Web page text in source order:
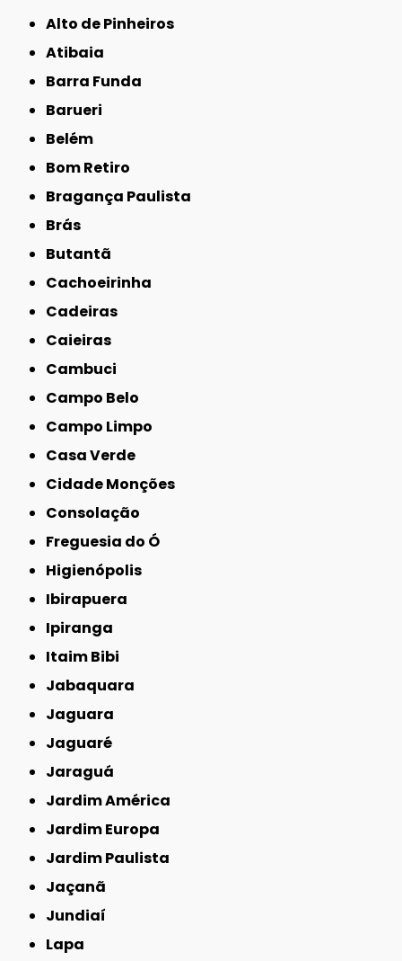
Alto de Pinheiros
Atibaia
Barra Funda
Barueri
Belém
Bom Retiro
Bragança Paulista
Brás
Butantã
Cachoeirinha
Cadeiras
Caieiras
Cambuci
Campo Belo
Campo Limpo
Casa Verde
Cidade Monções
Consolação
Freguesia do Ó
Higienópolis
Ibirapuera
Ipiranga
Itaim Bibi
Jabaquara
Jaguara
Jaguaré
Jaraguá
Jardim América
Jardim Europa
Jardim Paulista
Jaçanã
Jundiaí
Lapa